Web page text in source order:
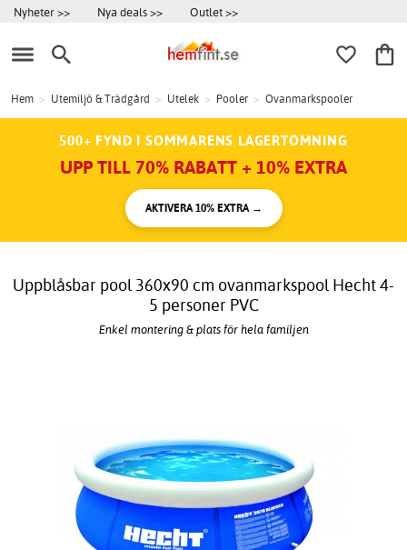
Nyheter >> Nya deals >> Outlet >>
Hem > Utemiljö & Trädgård > Utelek > Pooler > Ovanmarkspooler
500+ FYND I SOMMARENS LAGERTÖMNING
UPP TILL 70% RABATT + 10% EXTRA
AKTIVERA 10% EXTRA →
Uppblåsbar pool 360x90 cm ovanmarkspool Hecht 4-
5 personer PVC
Enkel montering & plats för hela familjen